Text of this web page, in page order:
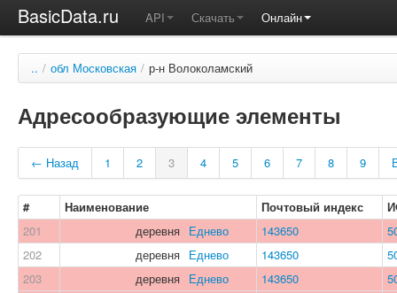
BasicData.ru API Скачать Онлайн
.. / обл Московская / р-н Волоколамский
Адресообразующие элементы
← Назад 1 2 3 4 5 6 7 8 9
# Наименование Почтовый индекс
201
деревня Еднево 143650
202
деревня Еднево 143650
203
деревня Еднево 143650